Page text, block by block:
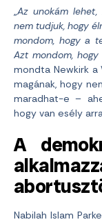
Az unokám lehet,
nem tudjuk, hogy
mondom, hogy a
Azt mondom,
mondta Newkirk a
magának, hogy
maradhat-e –
hogy van esély
A
Nabilah Islam